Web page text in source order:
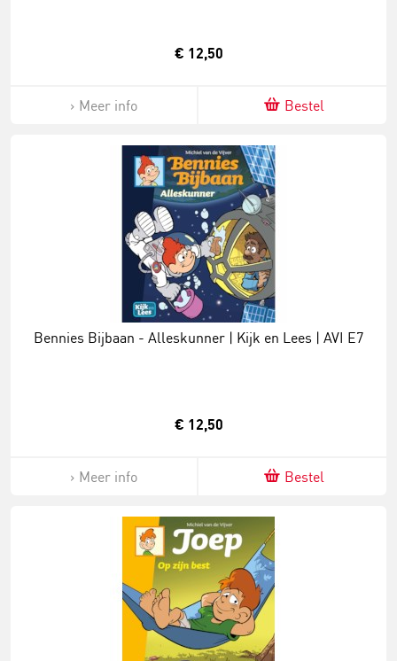
€ 12,50
Meer info Bestel
Bennies Bijbaan - Alleskunner | Kijk en Lees | AVI E7
€ 12,50
Meer info Bestel